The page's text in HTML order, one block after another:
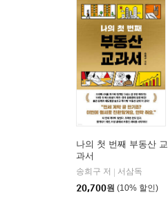
나의 첫 번째 부동산 교
과서
송희구 저
서삼독
20,700원 (10% 할인)